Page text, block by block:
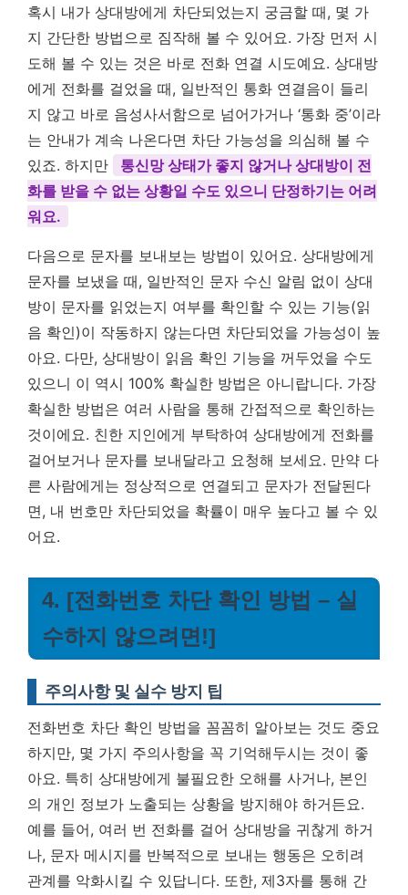
혹시 내가 상대방에게 차단되었는지 궁금할 때, 몇 가
지 간단한 방법으로 짐작해 볼 수 있어요. 가장 먼저 시
도해 볼 수 있는 것은 바로 전화 연결 시도예요. 상대방
에게 전화를 걸었을 때, 일반적인 통화 연결음이 들리
지 않고 바로 음성사서함으로 넘어가거나 ‘통화 중’이라
는 안내가 계속 나온다면 차단 가능성을 의심해 볼 수
있죠. 하지만
통신망 상태가 좋지 않거나 상대방이 전
화를 받을 수 없는 상황일 수도 있으니 단정하기는 어려
워요.
다음으로 문자를 보내보는 방법이 있어요. 상대방에게
문자를 보냈을 때, 일반적인 문자 수신 알림 없이 상대
방이 문자를 읽었는지 여부를 확인할 수 있는 기능(읽
음 확인)이 작동하지 않는다면 차단되었을 가능성이 높
아요. 다만, 상대방이 읽음 확인 기능을 꺼두었을 수도
있으니 이 역시 100% 확실한 방법은 아니랍니다. 가장
확실한 방법은 여러 사람을 통해 간접적으로 확인하는
것이에요. 친한 지인에게 부탁하여 상대방에게 전화를
걸어보거나 문자를 보내달라고 요청해 보세요. 만약 다
른 사람에게는 정상적으로 연결되고 문자가 전달된다
면, 내 번호만 차단되었을 확률이 매우 높다고 볼 수 있
어요.
4. [전화번호 차단 확인 방법 – 실
수하지 않으려면!]
주의사항 및 실수 방지 팁
전화번호 차단 확인 방법을 꼼꼼히 알아보는 것도 중요
하지만, 몇 가지 주의사항을 꼭 기억해두시는 것이 좋
아요. 특히 상대방에게 불필요한 오해를 사거나, 본인
의 개인 정보가 노출되는 상황을 방지해야 하거든요.
예를 들어, 여러 번 전화를 걸어 상대방을 귀찮게 하거
나, 문자 메시지를 반복적으로 보내는 행동은 오히려
관계를 악화시킬 수 있답니다. 또한, 제3자를 통해 간